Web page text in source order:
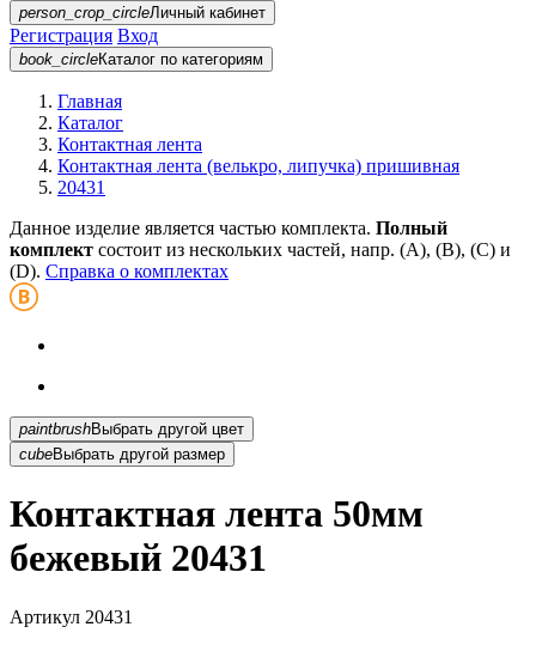
person_crop_circleЛичный кабинет
Регистрация Вход
book_circleКаталог по категориям
Главная
Каталог
Контактная лента
Контактная лента (велькро, липучка) пришивная
20431
Данное изделие является частью комплекта. Полный
комплект состоит из нескольких частей, напр. (А), (B), (С) и
(D). Справка о комплектах
paintbrush
Выбрать другой цвет
cubeВыбрать другой размер
Контактная лента 50мм
бежевый 20431
Артикул 20431